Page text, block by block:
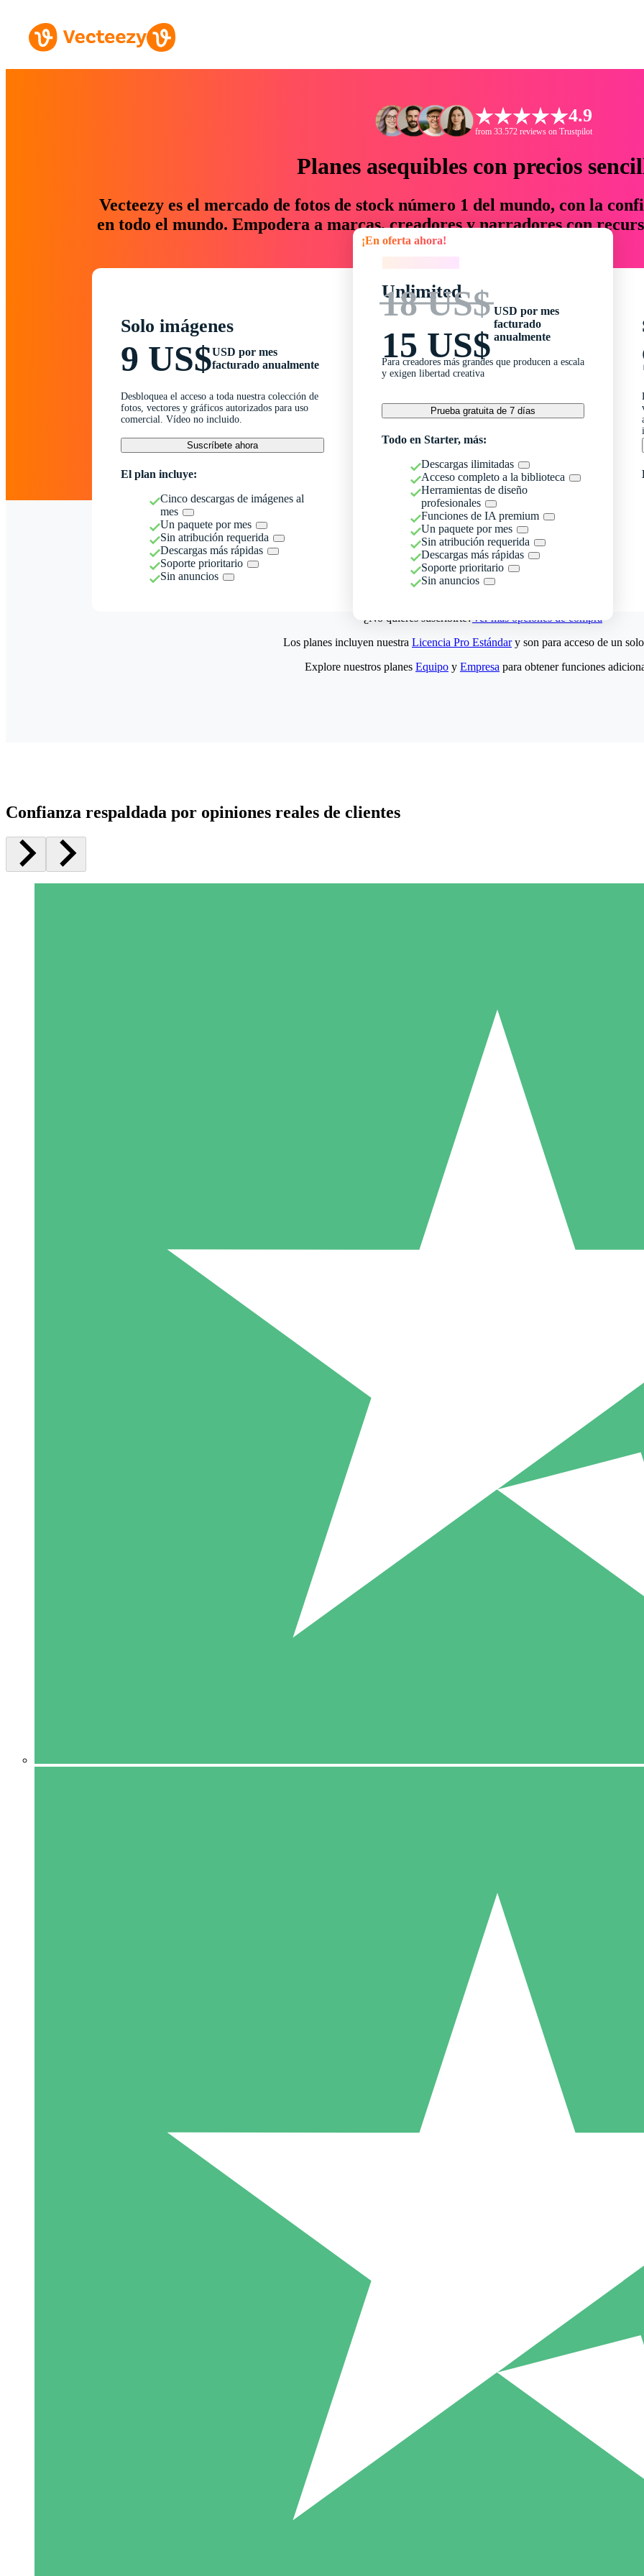
4.9
from 33.572 reviews on Trustpilot
Planes asequibles con precios
Vecteezy es el mercado de fotos de stock número 1 del mundo, con la
en todo el mundo. Empodera a marcas, creadores y narradores con
un 76 % en tiempo y presupuesto.
Solo imágenes
9 US$USD por mes
facturado anualmente
Desbloquea el acceso a toda nuestra colección de
fotos, vectores y gráficos autorizados para uso
comercial. Vídeo no incluido.
Suscríbete ahora
El plan incluye:
Cinco descargas de imágenes al
mes
Un paquete por mes
Sin atribución requerida
Descargas más rápidas
Soporte prioritario
Sin anuncios
¡En oferta ahora!
Unlimited
18 US$
15 US$
USD por mes
facturado
anualmente
Para creadores más grandes que producen a escala
y exigen libertad creativa
Prueba gratuita de 7 días
Todo en Starter, más:
Descargas ilimitadas
Acceso completo a la biblioteca
Herramientas de diseño
profesionales
Funciones de IA premium
Un paquete por mes
Sin atribución requerida
Descargas más rápidas
Soporte prioritario
Sin anuncios
¿No quieres suscribirte?Ver más opciones de compra
5 Descargas
15
Los planes incluyen nuestra Licencia Pro Estándary son para acceso de un
Explore nuestros planes Equipo y Empresa para obtener funciones
Confianza respaldada por opiniones reales de clientes